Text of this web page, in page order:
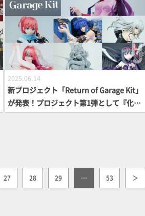
2025.06.14
新プロジェクト「Return of Garage Kit」
が発表！プロジェクト第1弾として『化物
語』戦場ヶ原ひたぎが商品化！『攻殻機動
京】
27 28 29 … 53 ＞